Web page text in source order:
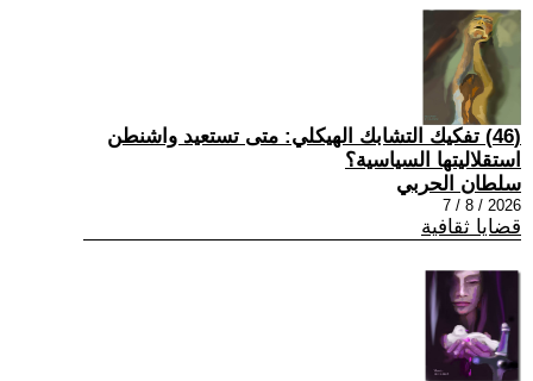
(46) تفكيك التشابك الهيكلي: متى تستعيد واشنطن
استقلاليتها السياسية؟
سلطان الحربي
2026 / 8 / 7
قضايا ثقافية